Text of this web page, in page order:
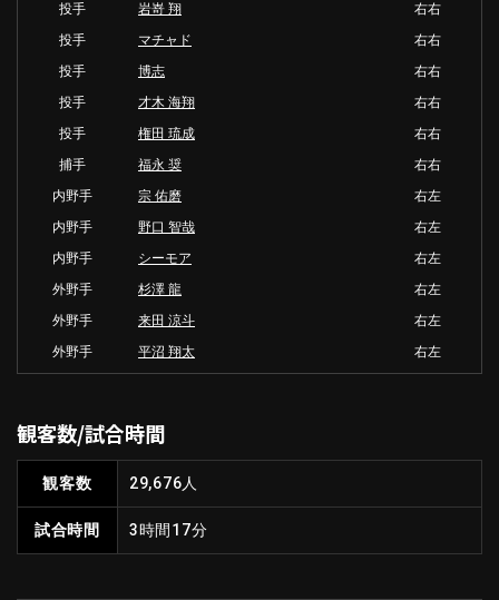
投手
岩嵜 翔
右右
投手
マチャド
右右
投手
博志
右右
投手
才木 海翔
右右
投手
権田 琉成
右右
捕手
福永 奨
右右
内野手
宗 佑磨
右左
内野手
野口 智哉
右左
内野手
シーモア
右左
外野手
杉澤 龍
右左
外野手
来田 涼斗
右左
外野手
平沼 翔太 右左
観客数/試合時間
観客数 29,676人
試合時間 3時間17分